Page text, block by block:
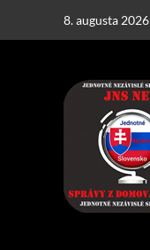
8. augusta 2026